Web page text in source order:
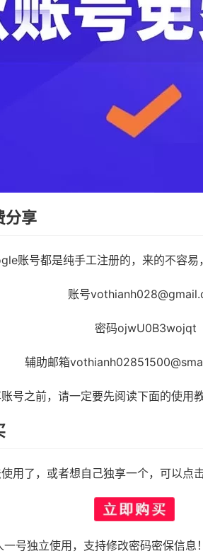
分享
账号都是纯手工注册的，来的不容易
账号
密码ojwU0B3wojqt
辅助邮箱
号之前，请一定要先阅读下面的使用
用了，或者想自己独享一个，可以点
号独立使用，支持修改密码密保信息！